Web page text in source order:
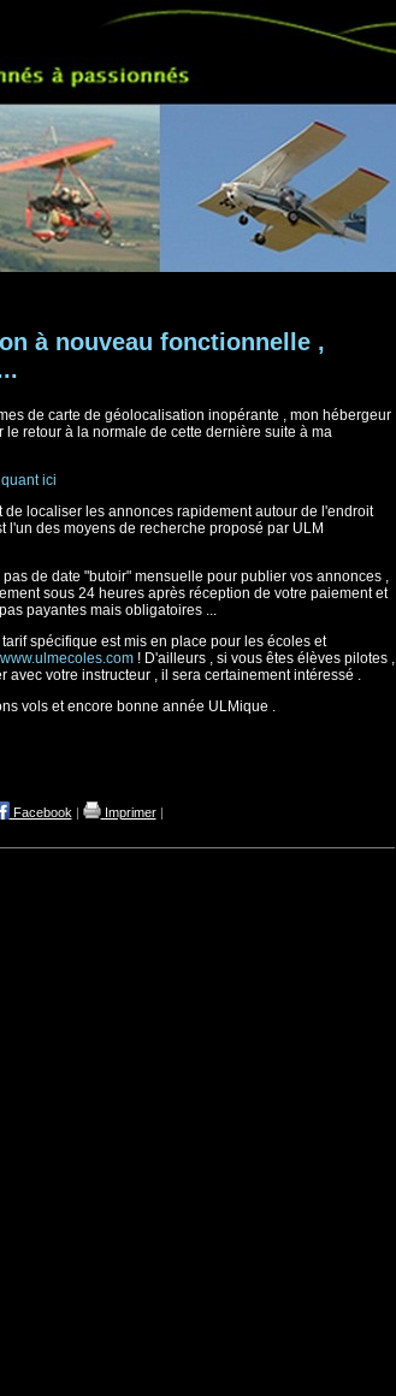
à nouveau fonctionnelle ,
de carte de géolocalisation inopérante , mon hébergeur
le retour à la normale de cette dernière suite à ma
ici
de localiser les annonces rapidement autour de l'endroit
l'un des moyens de recherche proposé par ULM
de date "butoir" mensuelle pour publier vos annonces ,
sous 24 heures après réception de votre paiement et
payantes mais obligatoires ...
spécifique est mis en place pour les écoles et
www.ulmecoles.com! D'ailleurs , si vous êtes élèves pilotes ,
avec votre instructeur , il sera certainement intéressé .
vols et encore bonne année ULMique .
Facebook | Imprimer|